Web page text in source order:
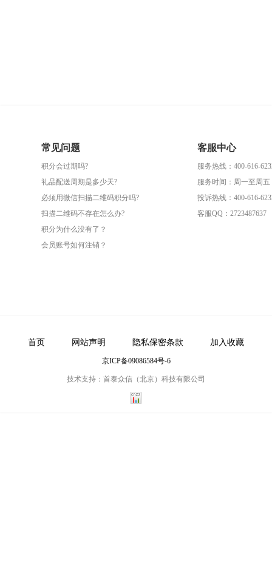
常见问题
积分会过期吗?
礼品配送周期是多少天?
必须用微信扫描二维码积分吗?
扫描二维码不存在怎么办?
积分为什么没有了？
会员账号如何注销？
客服中心
服务热线：400-616-
服务时间：周一至周五
投诉热线：400-616-
客服QQ：2723487637
首页 网站声明 隐私保密条款 加入收藏
京ICP备09086584号-6
技术支持：首泰众信（北京）科技有限公司